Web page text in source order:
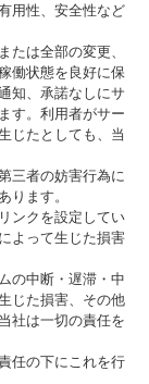
用性、安全性など
たは全部の変更、
働状態を良好に保
知、承諾なしにサ
す。利用者がサー
じたとしても、当
三者の妨害行為に
ります。
ンクを設定してい
よって生じた損害
の中断・遅滞・中
じた損害、その他
社は一切の責任を
任の下にこれを行